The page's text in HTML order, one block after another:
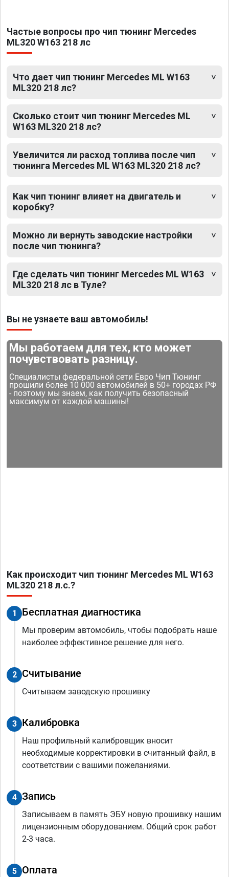
Частые вопросы про чип тюнинг Mercedes
ML320 W163 218 лс
Что дает чип тюнинг Mercedes ML W163
ML320 218 лс?
Сколько стоит чип тюнинг Mercedes ML
W163 ML320 218 лс?
Увеличится ли расход топлива после чип
тюнинга Mercedes ML W163 ML320 218 лс?
Как чип тюнинг влияет на двигатель и
коробку?
Можно ли вернуть заводские настройки
после чип тюнинга?
Где сделать чип тюнинг Mercedes ML W163
ML320 218 лс в Туле?
Вы не узнаете ваш автомобиль!
Мы работаем для тех, кто может
почувствовать разницу.
Специалисты федеральной сети Евро Чип Тюнинг
прошили более 10 000 автомобилей в 50+ городах РФ
- поэтому мы знаем, как получить безопасный
максимум от каждой машины!
Как происходит чип тюнинг Mercedes ML W163
ML320 218 л.с.?
1 Бесплатная диагностика
Мы проверим автомобиль, чтобы подобрать наше
наиболее эффективное решение для него.
2 Считывание
Считываем заводскую прошивку
3 Калибровка
Наш профильный калибровщик вносит
необходимые корректировки в считанный файл, в
соответствии с вашими пожеланиями.
4 Запись
Записываем в память ЭБУ новую прошивку нашим
лицензионным оборудованием. Общий срок работ
2-3 часа.
5 Оплата